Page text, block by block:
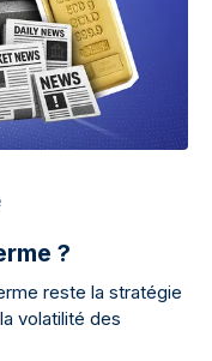
?
reste la stratégie
volatilité des